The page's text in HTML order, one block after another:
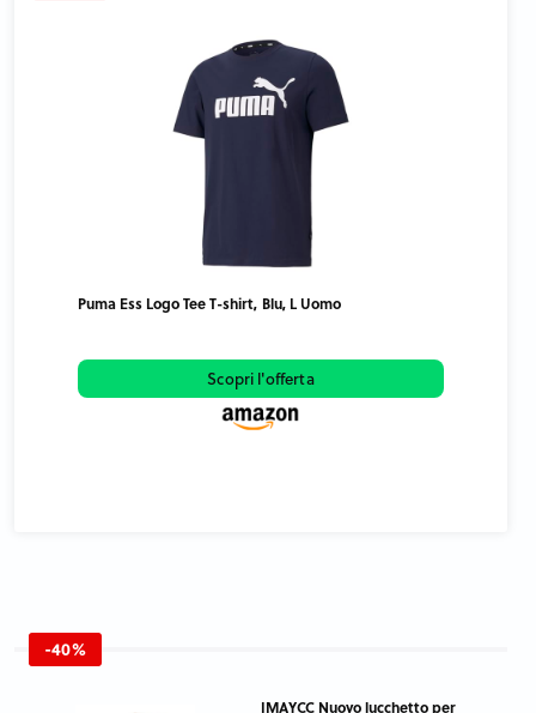
Puma Ess Logo Tee T-shirt, Blu, L Uomo
Scopri l'offerta
-40%
IMAYCC Nuovo lucchetto per